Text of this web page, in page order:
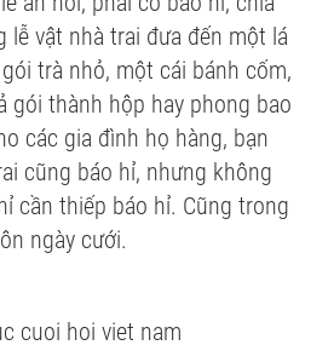
lễ vật nhà trai đưa đến một lá
trà nhỏ, một cái bánh cốm,
gói thành hộp hay phong bao
các gia đình họ hàng, bạn
cũng báo hỉ, nhưng không
cần thiếp báo hỉ. Cũng trong
ngày cưới.